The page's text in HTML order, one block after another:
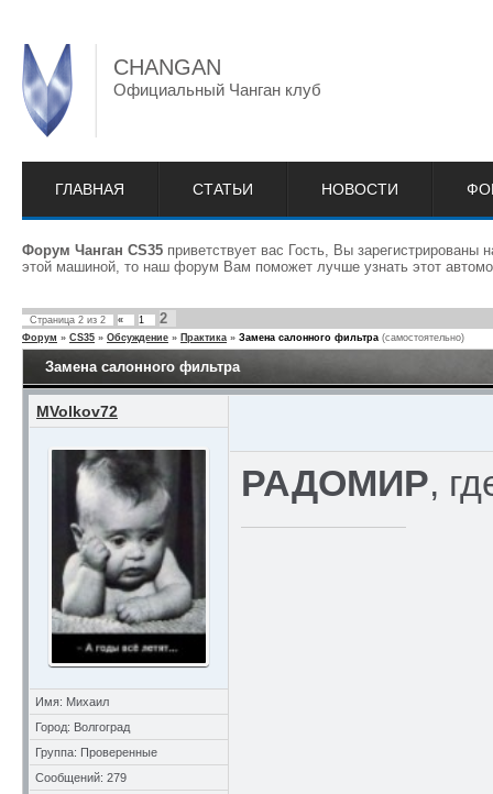
CHANGAN
Официальный Чанган клуб
ГЛАВНАЯ СТАТЬИ НОВОСТИ
Форум Чанган CS35 приветствует вас Гость, Вы
этой машиной, то наш форум Вам поможет лучше узнать этот
Страница 2 из 2 « 1 2
Форум » CS35 » Обсуждение » Практика » Замена салонного фильтра (самостоятельно)
Замена салонного фильтра
MVolkov72
Имя: Михаил
Город: Волгоград
Группа: Проверенные
Сообщений: 279
РАДОМИР,